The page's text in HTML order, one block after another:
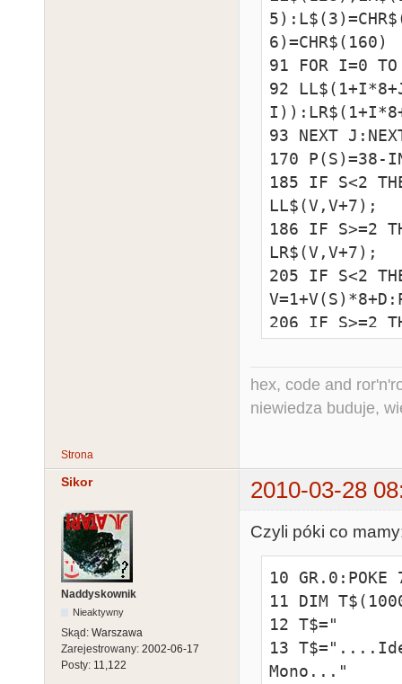
6)=CHR$(160)
91 FOR I=0
92
93 NEXT
170 P(S)=38-
185 IF S<2
LL$(V,V+7);
186 IF S>=2
LR$(V,V+7);
205 IF S<2
206 IF S>=2
V=8+V(S)*8-
hex, code and
niewiedza buduje,
Strona
Sikor 2010-03-28
Naddyskownik
Nieaktywny
Skąd: Warszawa
Zarejestrowany: 2002-06-17
Posty: 11,122
Czyli póki co
10
11 DIM
12 T$="
13
Mono..."